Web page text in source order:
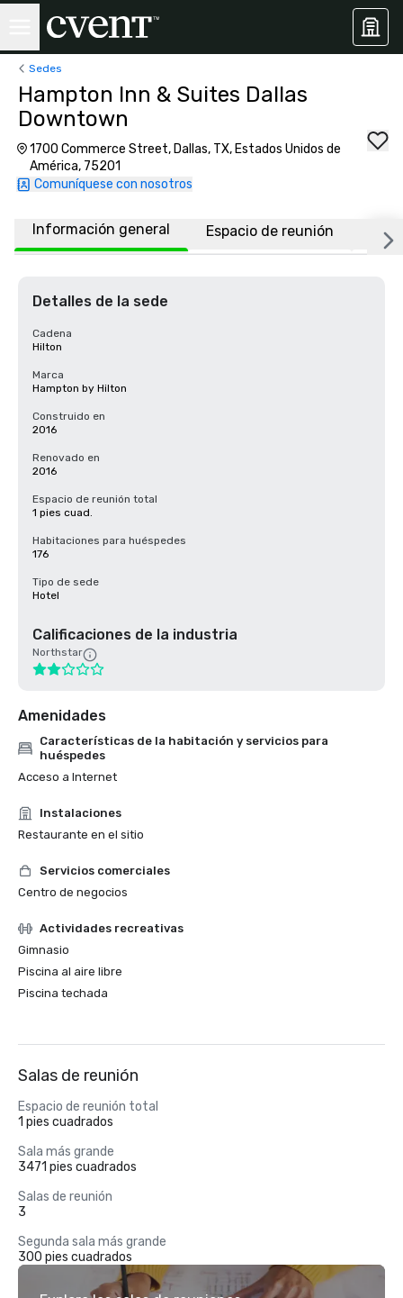
Sedes
Hampton Inn & Suites Dallas
Downtown
1700 Commerce Street, Dallas, TX, Estados Unidos de
América, 75201
Comuníquese con nosotros
Información general Espacio de reunión
Detalles de la sede
Cadena
Hilton
Marca
Hampton by Hilton
Construido en
2016
Renovado en
2016
Espacio de reunión total
1 pies cuad.
Habitaciones para huéspedes
176
Tipo de sede
Hotel
Calificaciones de la industria
Northstar
Amenidades
Características de la habitación y servicios para
huéspedes
Acceso a Internet
Instalaciones
Restaurante en el sitio
Servicios comerciales
Centro de negocios
Actividades recreativas
Gimnasio
Piscina al aire libre
Piscina techada
Salas de reunión
Espacio de reunión total
1 pies cuadrados
Sala más grande
3471 pies cuadrados
Salas de reunión
3
Segunda sala más grande
300 pies cuadrados